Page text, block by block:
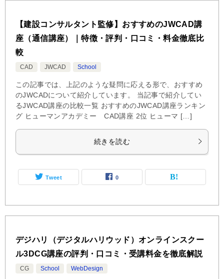
【建設コンサルタント監修】おすすめのJWCAD講
座（通信講座）｜特徴・評判・口コミ・料金徹底比
較
CAD JWCAD School
この記事では、上記のような疑問に応える形で、おすすめ
のJWCADについて紹介しています。 当記事で紹介してい
るJWCAD講座の比較一覧 おすすめのJWCAD講座ランキン
グ ヒューマンアカデミー CAD講座 2位 ヒューマ […]
続きを読む
Tweet 0
デジハリ（デジタルハリウッド）オンラインスクー
ル3DCG講座の評判・口コミ・受講料金を徹底解説
CG School WebDesign